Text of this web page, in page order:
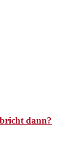
dann?